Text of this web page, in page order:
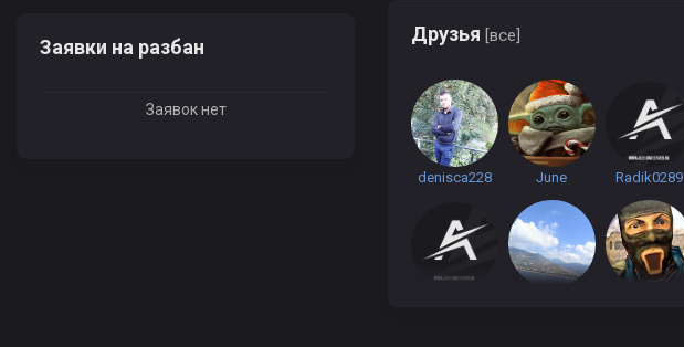
Друзья [все]
denisca228 June Radik0289
Заявки на разбан
Заявок нет